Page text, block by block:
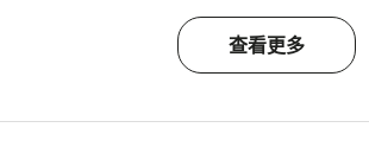
查看更多